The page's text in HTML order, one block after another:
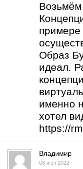
Возьмём
примере
Образ
идеал.
именно
хотел
https://
Владимир
03 июн 2022